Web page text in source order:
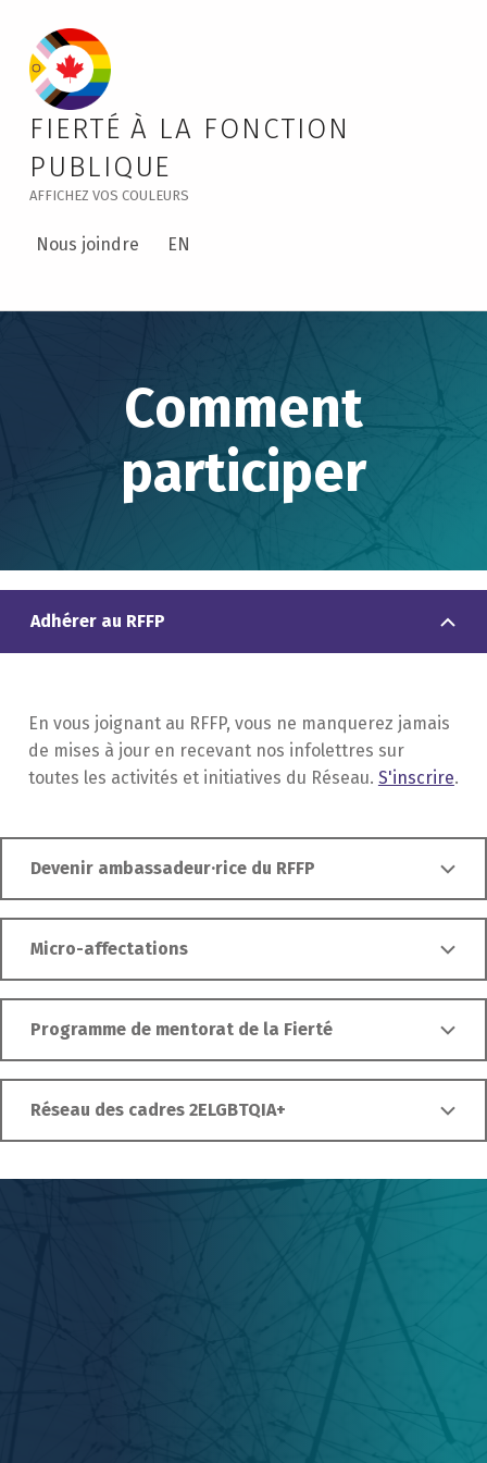
Get Involved – Public Service Pride
FIERTÉ À LA FONCTION
PUBLIQUE
AFFICHEZ VOS COULEURS
Nous joindre EN
Comment
participer
Adhérer au RFFP
En vous joignant au RFFP, vous ne manquerez jamais
de mises à jour en recevant nos infolettres sur
toutes les activités et initiatives du Réseau. S'inscrire.
Devenir ambassadeur·rice du RFFP
Micro-affectations
Programme de mentorat de la Fierté
Réseau des cadres 2ELGBTQIA+